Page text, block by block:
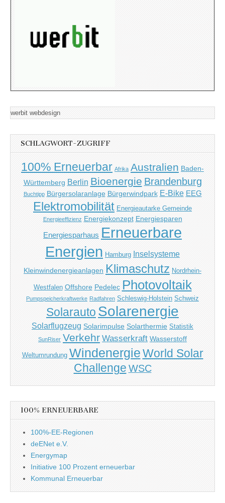
werbit webdesign
SCHLAGWORT-ZUGRIFF
100% Erneuerbar Afrika Australien Baden-
Württemberg Berlin Bioenergie Brandenburg
Buchtipp Bürgersolaranlage Bürgerwindpark E-Bike EEG
Elektromobilität Energieautarke Gemeinde
Energieeffizienz Energiekonzept Energiesparen
Energiesparhaus Erneuerbare
Energien Hamburg Inselsysteme
Kleinwindenergieanlagen Klimaschutz Nordrhein-
Westfalen Offshore Pedelec Photovoltaik
Pumpspeicherkraftwerke Radfahren Schleswig-Holstein Schweiz
Solarauto Solarenergie
Solarflugzeug Solarimpulse Solarthermie Statistik
SunRiser Verkehr Wasserkraft Wasserstoff
Weltumrundung Windenergie World Solar
Challenge WSC
100% ERNEUERBARE
100%-EE-Regionen
deENet e.V.
Energymap
Initiative 100 Prozent erneuerbar
Kommunal Erneuerbar